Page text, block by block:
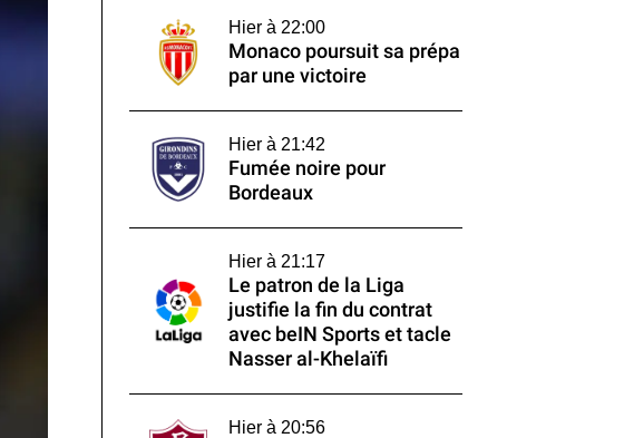
Hier à 22:00
Monaco poursuit sa prépa
par une victoire
Hier à 21:42
Fumée noire pour
Bordeaux
Hier à 21:17
Le patron de la Liga
justifie la fin du contrat
avec beIN Sports et tacle
Nasser al-Khelaïfi
Hier à 20:56